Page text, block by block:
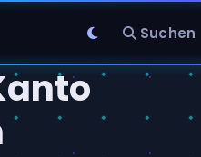
Suchen